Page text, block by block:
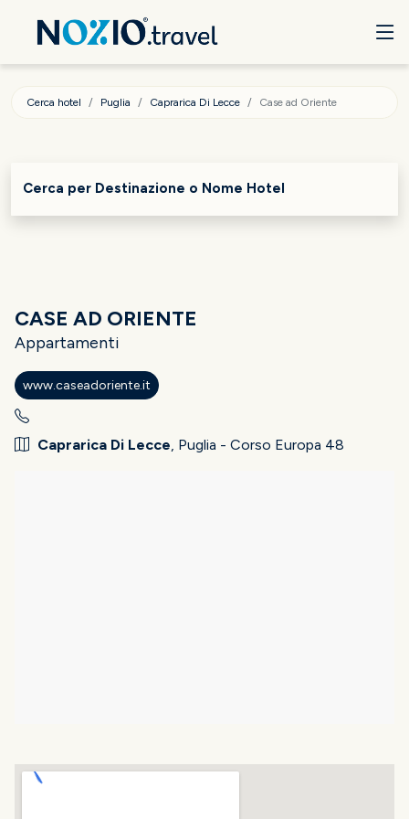
Cerca hotel Puglia Caprarica Di Lecce Case ad Oriente
Cerca per Destinazione o Nome Hotel
CASE AD ORIENTE
Appartamenti
www.caseadoriente.it
Caprarica Di Lecce, Puglia - Corso Europa 48